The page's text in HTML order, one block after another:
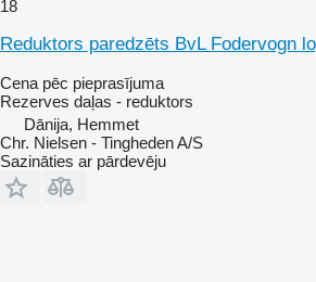
18
Reduktors paredzēts BvL Fodervogn
Cena pēc pieprasījuma
Rezerves daļas - reduktors
Dānija, Hemmet
Chr. Nielsen - Tingheden A/S
Sazināties ar pārdevēju